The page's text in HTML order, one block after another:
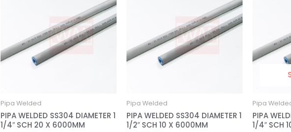
Pipa Welded
PIPA WELDED SS304 DIAMETER 1
1/4″ SCH 20 X 6000MM
Pipa Welded
PIPA WELDED SS304 DIAMETER 1
1/2″ SCH 10 X 6000MM
Pipa
PIPA
1/4″ SCH